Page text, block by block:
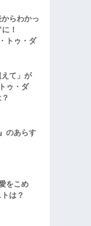
からわかっ
！
トゥ・ダ
て」が
ゥ・ダ
のあらす
をこめ
は？